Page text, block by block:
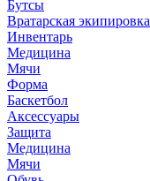
Бутсы
Вратарская экипировка
Инвентарь
Медицина
Мячи
Форма
Баскетбол
Аксессуары
Защита
Медицина
Мячи